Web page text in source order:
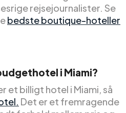
rejsejournalister. Se
bedste boutique-hoteller
i Miami?
et billigt hotel i Miami, så
Det er et fremragende